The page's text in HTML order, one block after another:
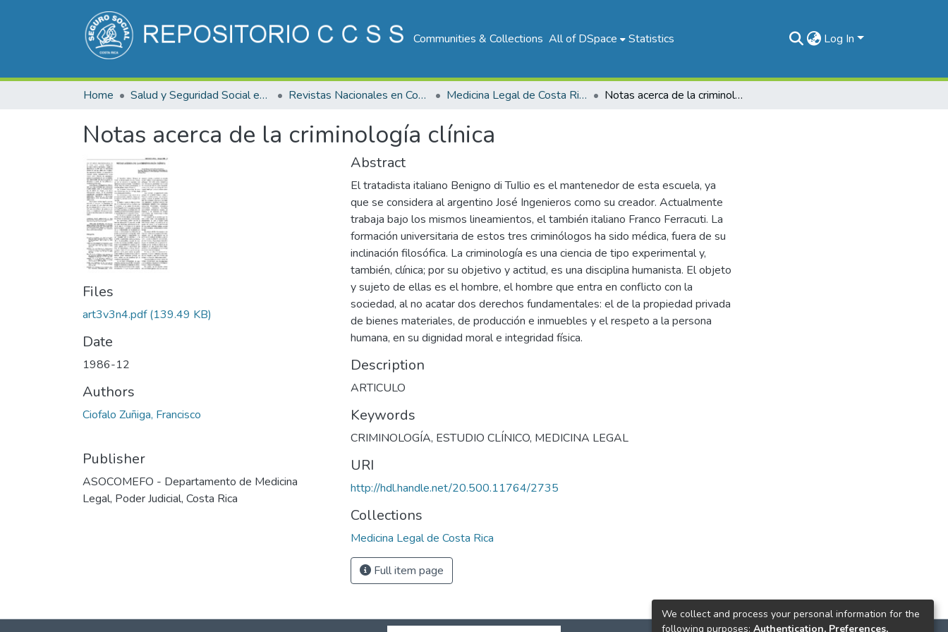
Communities & Collections All of DSpace Statistics Log In
Home Salud y Seguridad Social en Costa Rica Revistas Nacionales en Costa Rica Medicina Legal de Costa Rica Notas acerca de la criminología clínica
Notas acerca de la criminología clínica
Files
art3v3n4.pdf(139.49 KB)
Date
1986-12
Authors
Ciofalo Zuñiga, Francisco
Publisher
ASOCOMEFO - Departamento de Medicina
Legal, Poder Judicial, Costa Rica
Abstract
El tratadista italiano Benigno di TuIlio es el mantenedor de esta escuela, ya
que se considera al argentino José Ingenieros como su creador. Actualmente
trabaja bajo los mismos lineamientos, el también italiano Franco Ferracuti. La
formación universitaria de estos tres criminólogos ha sido médica, fuera de su
inclinación filosófica. La criminología es una ciencia de tipo experimental y,
también, clínica; por su objetivo y actitud, es una disciplina humanista. El objeto
y sujeto de ellas es el hombre, el hombre que entra en conflicto con la
sociedad, al no acatar dos derechos fundamentales: el de la propiedad privada
de bienes materiales, de producción e inmuebles y el respeto a la persona
humana, en su dignidad moral e integridad física.
Description
ARTICULO
Keywords
CRIMINOLOGÍA, ESTUDIO CLÍNICO, MEDICINA LEGAL
URI
http://hdl.handle.net/20.500.11764/2735
Collections
Medicina Legal de Costa Rica
Full item page
We collect and process your personal information for the
following purposes: Authentication, Preferences,